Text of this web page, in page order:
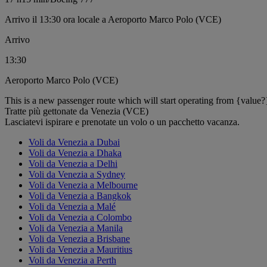
Arrivo il 13:30 ora locale a Aeroporto Marco Polo (VCE)
Arrivo
13:30
Aeroporto Marco Polo (VCE)
This is a new passenger route which will start operating from
Tratte più gettonate da Venezia (VCE)
Lasciatevi ispirare e prenotate un volo o un pacchetto vacanza.
Voli da Venezia a Dubai
Voli da Venezia a Dhaka
Voli da Venezia a Delhi
Voli da Venezia a Sydney
Voli da Venezia a Melbourne
Voli da Venezia a Bangkok
Voli da Venezia a Malé
Voli da Venezia a Colombo
Voli da Venezia a Manila
Voli da Venezia a Brisbane
Voli da Venezia a Mauritius
Voli da Venezia a Perth